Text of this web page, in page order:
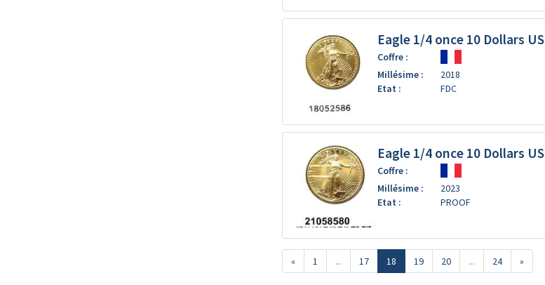
Eagle 1/4 once 10 Dollars US
Coffre :
Millésime :
2018
Etat :
FDC
Eagle 1/4 once 10 Dollars US
Coffre :
Millésime :
2023
Etat :
PROOF
« 1 ... 17 18 19 20 ... 24 »